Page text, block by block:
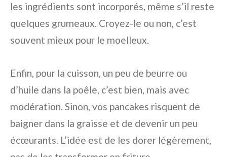
les ingrédients sont incorporés, même s’il reste
quelques grumeaux. Croyez-le ou non, c’est
souvent mieux pour le moelleux.
Enfin, pour la cuisson, un peu de beurre ou
d’huile dans la poêle, c’est bien, mais avec
modération. Sinon, vos pancakes risquent de
baigner dans la graisse et de devenir un peu
écœurants. L’idée est de les dorer légèrement,